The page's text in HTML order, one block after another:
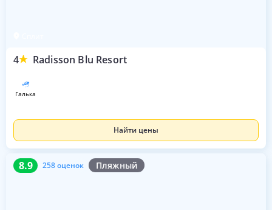
4 Radisson Blu Resort
галька
Найти цены
8.9 258 оценок Пляжный
8.9 258 оценок